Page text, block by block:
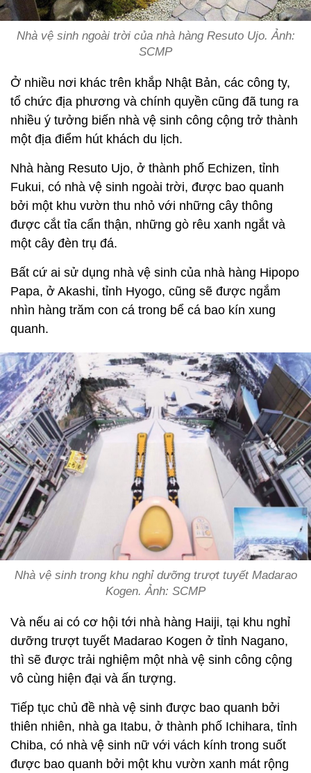
Nhà vệ sinh ngoài trời của nhà hàng Resuto Ujo. Ảnh:
SCMP
Ở nhiều nơi khác trên khắp Nhật Bản, các công ty,
tổ chức địa phương và chính quyền cũng đã tung ra
nhiều ý tưởng biến nhà vệ sinh công cộng trở thành
một địa điểm hút khách du lịch.
Nhà hàng Resuto Ujo, ở thành phố Echizen, tỉnh
Fukui, có nhà vệ sinh ngoài trời, được bao quanh
bởi một khu vườn thu nhỏ với những cây thông
được cắt tỉa cẩn thận, những gò rêu xanh ngắt và
một cây đèn trụ đá.
Bất cứ ai sử dụng nhà vệ sinh của nhà hàng Hipopo
Papa, ở Akashi, tỉnh Hyogo, cũng sẽ được ngắm
nhìn hàng trăm con cá trong bể cá bao kín xung
quanh.
Nhà vệ sinh trong khu nghỉ dưỡng trượt tuyết Madarao
Kogen. Ảnh: SCMP
Và nếu ai có cơ hội tới nhà hàng Haiji, tại khu nghỉ
dưỡng trượt tuyết Madarao Kogen ở tỉnh Nagano,
thì sẽ được trải nghiệm một nhà vệ sinh công cộng
vô cùng hiện đại và ấn tượng.
Tiếp tục chủ đề nhà vệ sinh được bao quanh bởi
thiên nhiên, nhà ga Itabu, ở thành phố Ichihara, tỉnh
Chiba, có nhà vệ sinh nữ với vách kính trong suốt
được bao quanh bởi một khu vườn xanh mát rộng